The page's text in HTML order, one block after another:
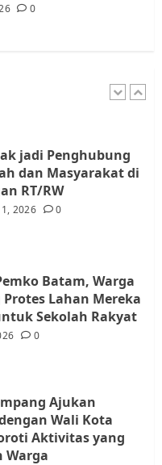
0
jadi Penghubung
dan Masyarakat di
RT/RW
1, 2026 0
Batam, Warga
Protes Lahan Mereka
Sekolah Rakyat
0
Ajukan
Wali Kota
Aktivitas yang
Warga